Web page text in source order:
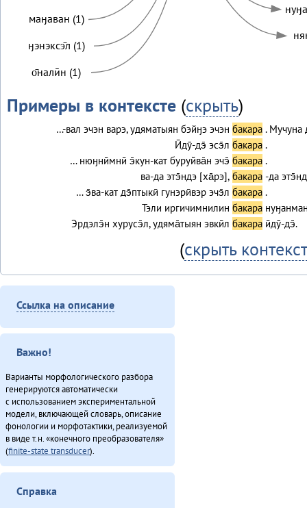
маӈаван (1)
ӈэнэксэ̄л (1)
о̄налӣн (1)
Примеры в контексте(скрыть)
…-вал эчэн варэ, удяматыян бэйӈэ эчэн бакара . Мучуна
Ӣдӯ-дэ̄ эсэ̄л бакара .
… нюӈнӣмнӣ э̄кун-кат буруйва̄н эчэ̄ бакара .
ва-да этэ̄ндэ [ха̄рэ], бакара -да
… э̄ва-кат дэ̄птыкӣ гунэрӣвэр эчэ̄л бакара .
Тэли иргичимнилин бакара
Эрдэлэ̄н хурусэ̄л, удяма̄тыян эвкӣл бакара ӣдӯ-дэ̄.
(скрыть контекст
Формабакаравстречается в 7
Абасюсь (2011)
Губернаторвун «севергар» статустулин (2013)
О̄н бэе Киӈгиттӯ аӣса̄н (2011)
Онё̄вувча̄л Библия Улгӯрилин (2011)
Чинанайкун – эвэнки тэкэнын (1988)
Итого
Ссылка на описание
Важно!
Варианты морфологического разбора
генерируются автоматически
с использованием экспериментальной
модели, включающей словарь, описание
фонологии и морфотактики, реализуемой
в виде т.н. «конечного преобразователя»
(finite-state transducer).
Справка